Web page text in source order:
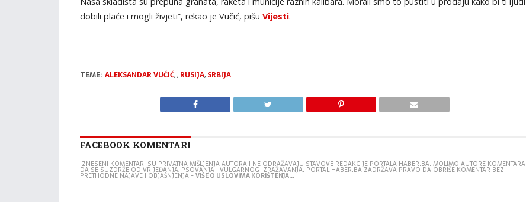
dobili plaće i mogli živjeti”, rekao je Vučić, pišu Vijesti.
TEME: ALEKSANDAR VUČIĆ,, RUSIJA, SRBIJA
FACEBOOK KOMENTARI
IZNESENI KOMENTARI SU PRIVATNA MIŠLJENJA AUTORA I NE ODRAŽAVAJU STAVOVE REDAKCIJE PORTALA HABER.BA. MOLIMO AUTORE KOMENTARA
DA SE SUZDRŽE OD VRIJEĐANJA, PSOVANJA I VULGARNOG IZRAŽAVANJA. PORTAL HABER.BA ZADRŽAVA PRAVO DA OBRIŠE KOMENTAR BEZ
PRETHODNE NAJAVE I OBJAŠNJENJA -VIŠE O USLOVIMA KORIŠTENJA...